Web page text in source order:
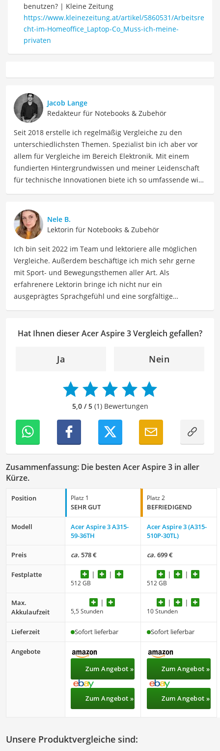
benutzen? | Kleine Zeitung
https://www.kleinezeitung.at/artikel/5860531/Arbeitsre
cht-im-Homeoffice_Laptop-Co_Muss-ich-meine-
privaten
Jacob Lange
Redakteur für Notebooks & Zubehör
Seit 2018 erstelle ich regelmäßig Vergleiche zu den
unterschiedlichsten Themen. Spezialist bin ich aber vor
allem für Vergleiche im Bereich Elektronik. Mit einem
fundierten Hintergrundwissen und meiner Leidenschaft
für technische Innovationen biete ich so umfassende wie
detaillierte Produktvergleiche, Kaufberatungen und
technische Analysen, um Verbrauchern dabei zu helfen,
sowohl informierte Entscheidungen zu treffen als auch
die besten elektronischen Lösungen für ihre Bedürfnisse
zu finden.
Der Acer Aspire 3-Vergleich ist aus unserer Sicht
besonders empfehlenswert für Studentenund
Büroangestellte.
Nele B.
Lektorin für Notebooks & Zubehör
Ich bin seit 2022 im Team und lektoriere alle möglichen
Vergleiche. Außerdem beschäftige ich mich sehr gerne
mit Sport- und Bewegungsthemen aller Art. Als
erfahrenere Lektorin bringe ich nicht nur ein
ausgeprägtes Sprachgefühl und eine sorgfältige
kann ich dazu beitragen, Texte inhaltlich präzise, gut
Mein Ziel ist es, unsere Inhalte auf ihre inhaltliche
Kohärenz, logische Schlüssigkeit und stilistische Qualität
zu überprüfen sowie gegebenenfalls zu verbessern. Mit
meinem Hintergrund im Bereich Sport und meiner Liebe
zur geschriebenen Sprache trage ich dazu bei, dass
fehlerfrei sind.
Hat Ihnen dieser Acer Aspire 3 Vergleich gefallen?
Ja Nein
5,0 / 5(1) Bewertungen
Zusammenfassung: Die besten Acer Aspire 3 in aller
Kürze.
Position Platz 1
SEHR GUT
Platz 2
BEFRIE­DI­GEND
Modell
Acer Aspire 3 A315-
59-36TH
Acer Aspire 3 (A315-
510P-30TL)
Preis ca. 578 € ca. 699 €
Festplatte
512 GB 512 GB
Max.
Akkulaufzeit
5,5 Stunden 10 Stunden
Lieferzeit Sofort lieferbar Sofort lieferbar
Angebote
Zum Angebot »
Zum Angebot »
Zum Angebot »
Zum Angebot »
Unsere Produktvergleiche sind: